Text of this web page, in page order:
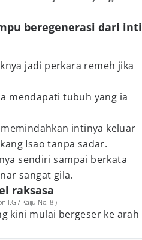
beregenerasi dari inti
jadi perkara remeh jika
mendapati tubuh yang ia
intinya keluar
Isao tanpa sadar.
sendiri sampai berkata
sangat gila.
raksasa
I.G / Kaiju No. 8 )
kini mulai bergeser ke arah